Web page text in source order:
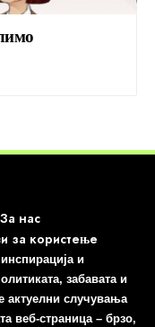
За нас
за користење
и
забавата и
актуелни случувања
веб-страница – брзо,